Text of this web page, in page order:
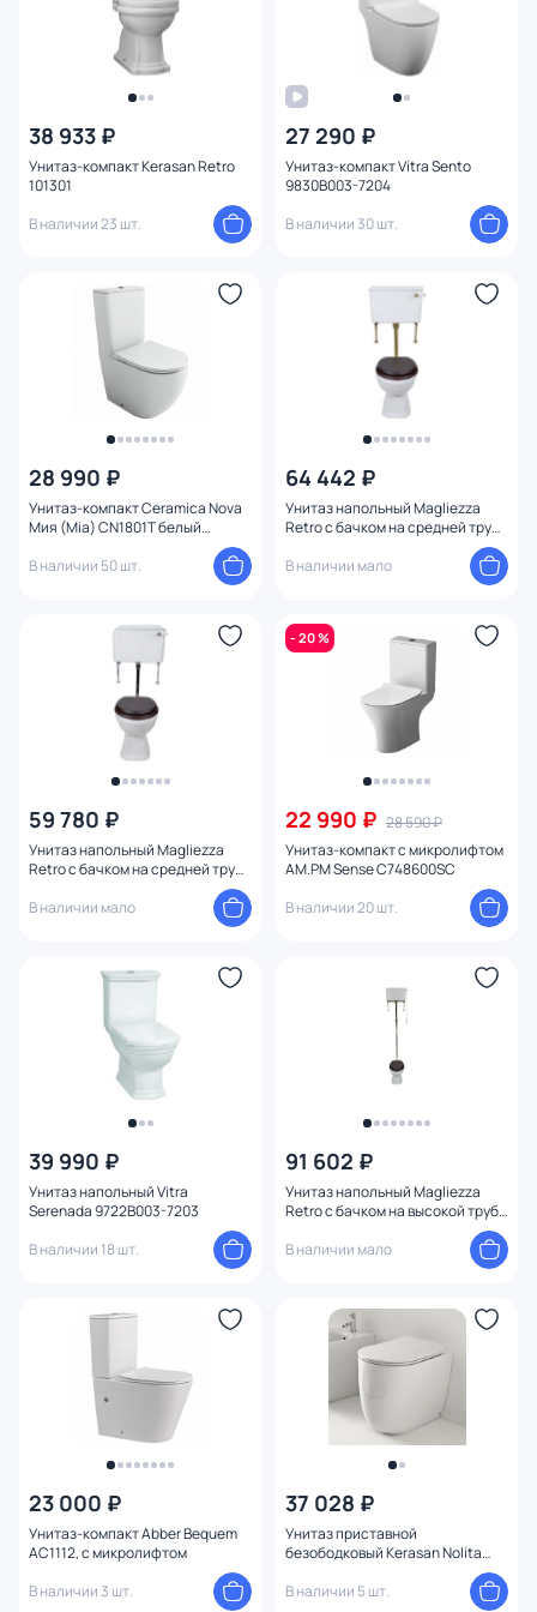
38 933 ₽
Унитаз-компакт Kerasan Retro
101301
В наличии 23 шт.
27 290 ₽
Унитаз-компакт Vitra Sento
9830B003-7204
В наличии 30 шт.
28 990 ₽
Унитаз-компакт Ceramica Nova
Мия (Mia) CN1801T белый
безободковый, с микролифтом
В наличии 50 шт.
64 442 ₽
Унитаз напольный Magliezza
Retro с бачком на средней трубе
В наличии мало
59 780 ₽
Унитаз напольный Magliezza
Retro с бачком на средней трубе
В наличии мало
- 20 %
22 990 ₽ 28 590 ₽
Унитаз-компакт с микролифтом
AM.PM Sense C748600SC
В наличии 20 шт.
39 990 ₽
Унитаз напольный Vitra
Serenada 9722B003-7203
В наличии 18 шт.
91 602 ₽
Унитаз напольный Magliezza
Retro с бачком на высокой трубе
В наличии мало
23 000 ₽
Унитаз-компакт Abber Bequem
AC1112, с микролифтом
В наличии 3 шт.
37 028 ₽
Унитаз приставной
безободковый Kerasan Nolita
В наличии 5 шт.